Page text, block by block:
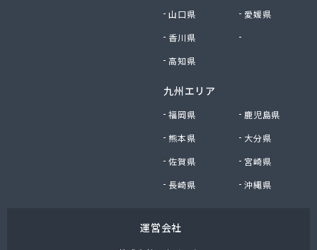
株式会社油直 オートガススタンド
丸井商店外之原支店
山口県
愛媛県
香川県
高知県
九州エリア
福岡県
鹿児島県
熊本県
大分県
佐賀県
宮崎県
長崎県
沖縄県
運営会社